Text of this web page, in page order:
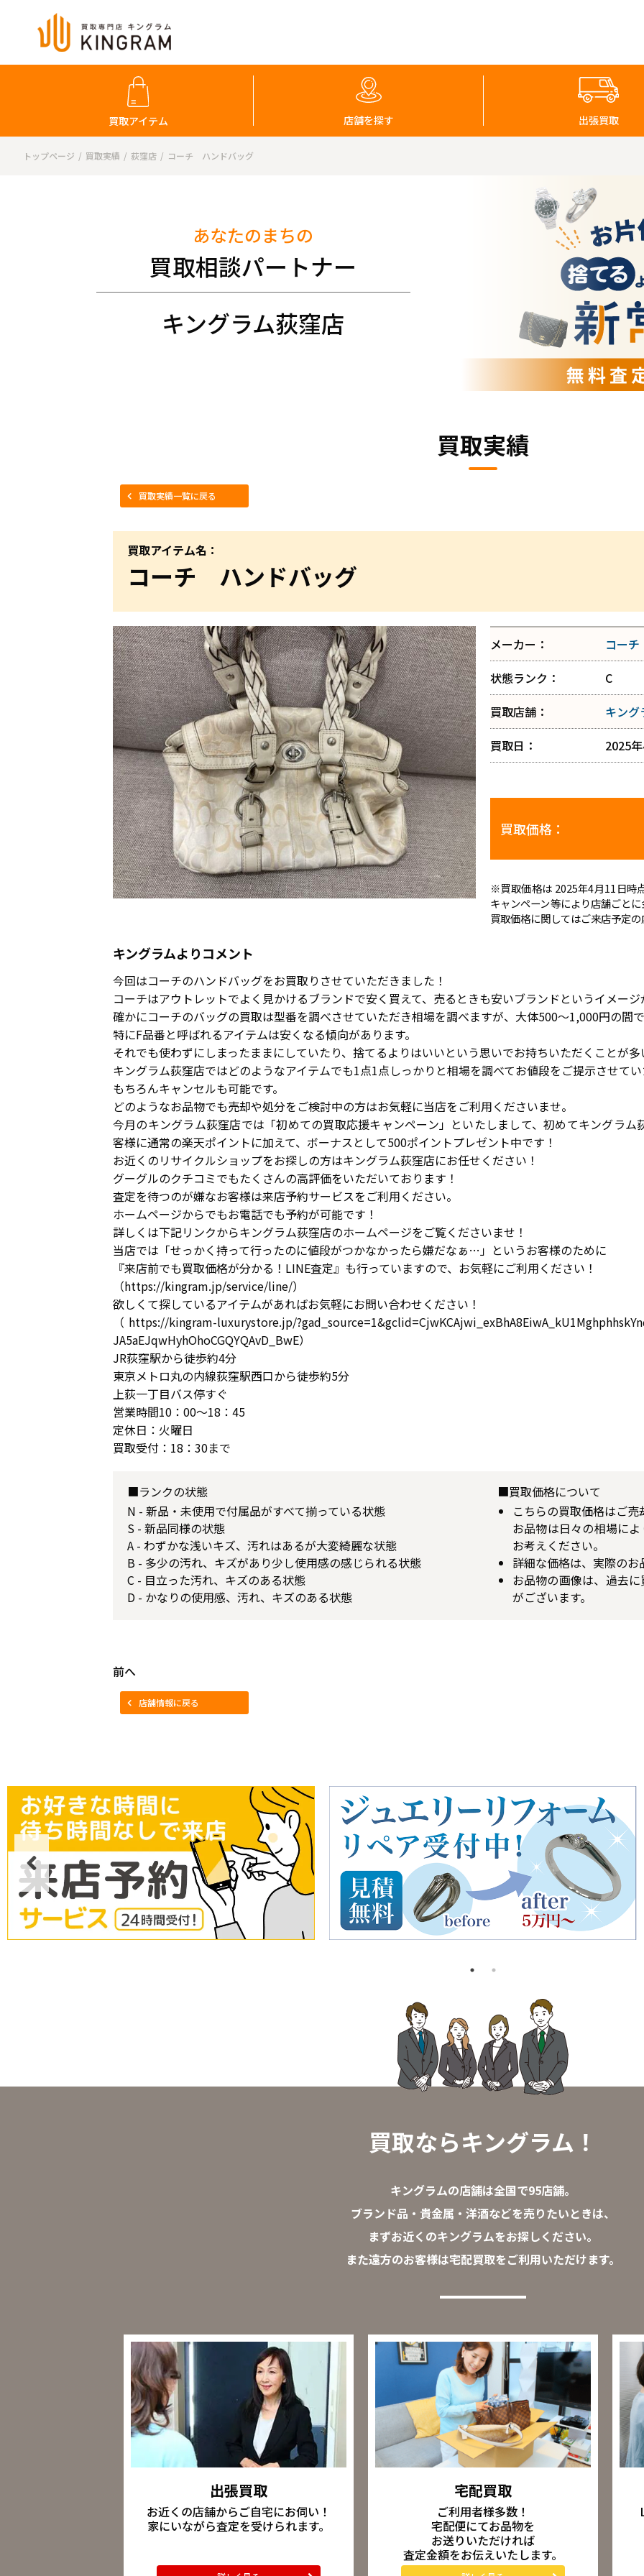
買取アイテム 店舗を探す 出張買取
トップページ 買取実績 荻窪店 コーチ ハンドバッグ
キングラム荻窪店
あなたのまちの
買取相談パートナー
買取実績
買取実績一覧に戻る
買取アイテム名：
コーチ ハンドバッグ
メーカー：
コーチ
状態ランク：
C
買取店舗：
キング
買取日：
2025
買取価格：
※買取価格は 2025年4月11日時
キャンペーン等により店舗ごと
買取価格に関してはご来店予定
キングラムよりコメント
今回はコーチのハンドバッグをお買取りさせていただきました！
コーチはアウトレットでよく見かけるブランドで安く買えて、売るときも安いブランドというイメー
確かにコーチのバッグの買取は型番を調べさせていただき相場を調べますが、大体500～1,000円の間
特にF品番と呼ばれるアイテムは安くなる傾向があります。
それでも使わずにしまったままにしていたり、捨てるよりはいいという思いでお持ちいただくことが
キングラム荻窪店ではどのようなアイテムでも1点1点しっかりと相場を調べてお値段をご提示させて
もちろんキャンセルも可能です。
どのようなお品物でも売却や処分をご検討中の方はお気軽に当店をご利用くださいませ。
今月のキングラム荻窪店では「初めての買取応援キャンペーン」といたしまして、初めてキングラ
客様に通常の楽天ポイントに加えて、ボーナスとして500ポイントプレゼント中です！
お近くのリサイクルショップをお探しの方はキングラム荻窪店にお任せください！
グーグルのクチコミでもたくさんの高評価をいただいております！
査定を待つのが嫌なお客様は来店予約サービスをご利用ください。
ホームページからでもお電話でも予約が可能です！
詳しくは下記リンクからキングラム荻窪店のホームページをご覧くださいませ！
当店では「せっかく持って行ったのに値段がつかなかったら嫌だなぁ…」というお客様のために
『来店前でも買取価格が分かる！LINE査定』も行っていますので、お気軽にご利用ください！
（https://kingram.jp/service/line/）
欲しくて探しているアイテムがあればお気軽にお問い合わせください！
（https://kingram-luxurystore.jp/
JA5aEJqwHyhOhoCGQYQAvD_BwE）
JR荻窪駅から徒歩約4分
東京メトロ丸の内線荻窪駅西口から徒歩約5分
上荻一丁目バス停すぐ
営業時間10：00～18：45
定休日：火曜日
買取受付：18：30まで
■ランクの状態
N - 新品・未使用で付属品がすべて揃っている状態
S - 新品同様の状態
A - わずかな浅いキズ、汚れはあるが大変綺麗な状態
B - 多少の汚れ、キズがあり少し使用感の感じられる状態
C - 目立った汚れ、キズのある状態
D - かなりの使用感、汚れ、キズのある状態
■買取価格について
こちらの買取価格はご
お品物は日々の相場に
お考えください。
詳細な価格は、実際の
お品物の画像は、過去
がございます。
前へ
店舗情報に戻る
買取ならキングラム！
キングラムの店舗は全国で95店舗。
ブランド品・貴金属・洋酒などを売りたいときは、
まずお近くのキングラムをお探しください。
また遠方のお客様は宅配買取をご利用いただけます。
出張買取
お近くの店舗からご自宅にお伺い！
家にいながら査定を受けられます。
宅配買取
ご利用者様多数！
宅配便にてお品物を
お送りいただければ
査定金額をお伝えいたします。